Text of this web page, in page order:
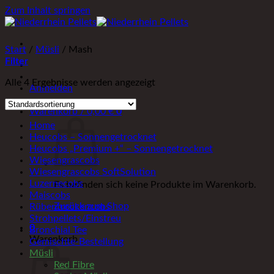
Zum Inhalt springen
Anmelden
Warenkorb /0,00€ 0
Es befinden sich keine Produkte im Warenkorb.
Zurück zum Shop
0
Warenkorb
Start / Müsli / Mash
Filter
Alle 4 Ergebnisse werden angezeigt
Home
Heucobs – Sonnengetrocknet
Heucobs „Premium +“ – Sonnengetrocknet
Wiesengrascobs
Wiesengrascobs SoftSolution
Luzernecobs
Maiscobs
Rübentrockencobs
Strohpellets/Einstreu
Bronchial Tee
Gemischte-Bestellung
Müsli
Red Fibre